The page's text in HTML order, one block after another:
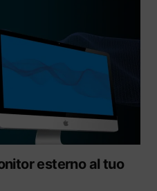
esterno al tuo